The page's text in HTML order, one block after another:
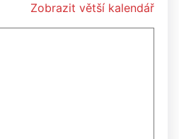
Zobrazit větší kalendář